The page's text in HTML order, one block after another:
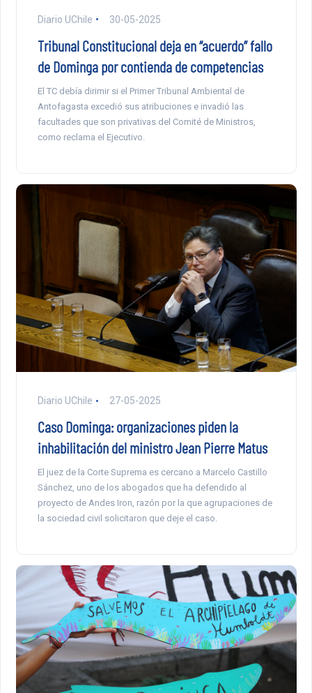
Diario UChile 30-05-2025
Tribunal Constitucional deja en “acuerdo” fallo
de Dominga por contienda de competencias
El TC debía dirimir si el Primer Tribunal Ambiental de
Antofagasta excedió sus atribuciones e invadió las
facultades que son privativas del Comité de Ministros,
como reclama el Ejecutivo.
Diario UChile 27-05-2025
Caso Dominga: organizaciones piden la
inhabilitación del ministro Jean Pierre Matus
El juez de la Corte Suprema es cercano a Marcelo Castillo
Sánchez, uno de los abogados que ha defendido al
proyecto de Andes Iron, razón por la que agrupaciones de
la sociedad civil solicitaron que deje el caso.